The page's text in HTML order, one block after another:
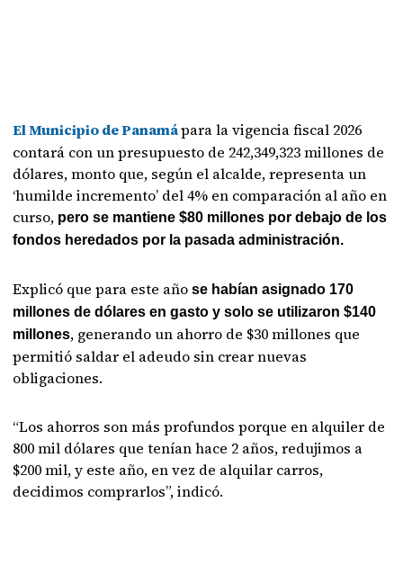
El Municipio de Panamápara la vigencia fiscal 2026
contará con un presupuesto de 242,349,323 millones de
dólares, monto que, según el alcalde, representa un
‘humilde incremento’ del 4% en comparación al año en
curso, pero se mantiene $80 millones por debajo de los
fondos heredados por la pasada administración.
Explicó que para este añose habían asignado 170
millones de dólares en gasto y solo se utilizaron $140
millones, generando un ahorro de $30 millones que
permitió saldar el adeudo sin crear nuevas
obligaciones.
“Los ahorros son más profundos porque en alquiler de
800 mil dólares que tenían hace 2 años, redujimos a
$200 mil, y este año, en vez de alquilar carros,
decidimos comprarlos”, indicó.